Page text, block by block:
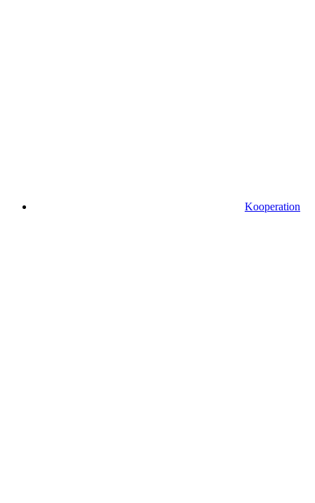
Kooperation